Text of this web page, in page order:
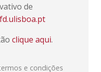
de
clique aqui.
e condições